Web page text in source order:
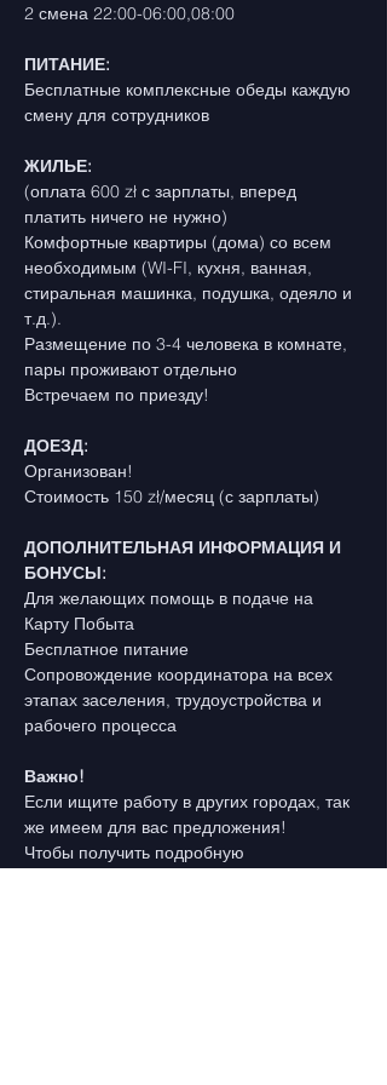
2 смена 22:00-06:00,08:00
ПИТАНИЕ:
Бесплатные комплексные обеды каждую
смену для сотрудников
ЖИЛЬЕ:
(оплата 600 zł с зарплаты, вперед
платить ничего не нужно)
Комфортные квартиры (дома) со всем
необходимым (WI-FI, кухня, ванная,
стиральная машинка, подушка, одеяло и
т.д.).
Размещение по 3-4 человека в комнате,
пары проживают отдельно
Встречаем по приезду!
ДОЕЗД:
Организован!
Стоимость 150 zł/месяц (с зарплаты)
ДОПОЛНИТЕЛЬНАЯ ИНФОРМАЦИЯ И
БОНУСЫ:
Для желающих помощь в подаче на
Карту Побыта
Бесплатное питание
Сопровождение координатора на всех
этапах заселения, трудоустройства и
рабочего процесса
Важно!
Если ищите работу в других городах, так
же имеем для вас предложения!
Чтобы получить подробную